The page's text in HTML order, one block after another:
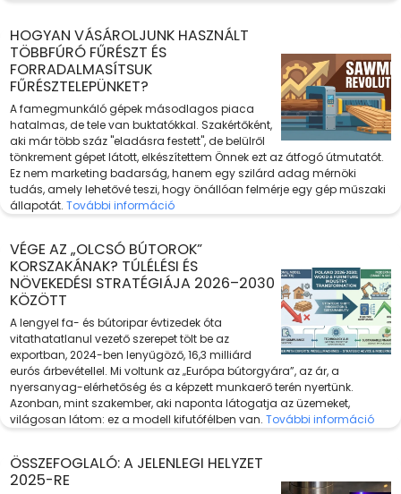
HOGYAN VÁSÁROLJUNK HASZNÁLT
TÖBBFÚRÓ FŰRÉSZT ÉS
FORRADALMASÍTSUK
FŰRÉSZTELEPÜNKET?
A famegmunkáló gépek másodlagos piaca
hatalmas, de tele van buktatókkal. Szakértőként,
aki már több száz "eladásra festett", de belülről
tönkrement gépet látott, elkészítettem Önnek ezt az átfogó útmutatót.
Ez nem marketing badarság, hanem egy szilárd adag mérnöki
tudás, amely lehetővé teszi, hogy önállóan felmérje egy gép műszaki
állapotát. További információ
VÉGE AZ „OLCSÓ BÚTOROK”
KORSZAKÁNAK? TÚLÉLÉSI ÉS
NÖVEKEDÉSI STRATÉGIÁJA 2026–2030
KÖZÖTT
A lengyel fa- és bútoripar évtizedek óta
vitathatatlanul vezető szerepet tölt be az
exportban, 2024-ben lenyűgöző, 16,3 milliárd
eurós árbevétellel. Mi voltunk az „Európa bútorgyára”, az ár, a
nyersanyag-elérhetőség és a képzett munkaerő terén nyertünk.
Azonban, mint szakember, aki naponta látogatja az üzemeket,
világosan látom: ez a modell kifutófélben van. További információ
ÖSSZEFOGLALÓ: A JELENLEGI HELYZET
2025-RE